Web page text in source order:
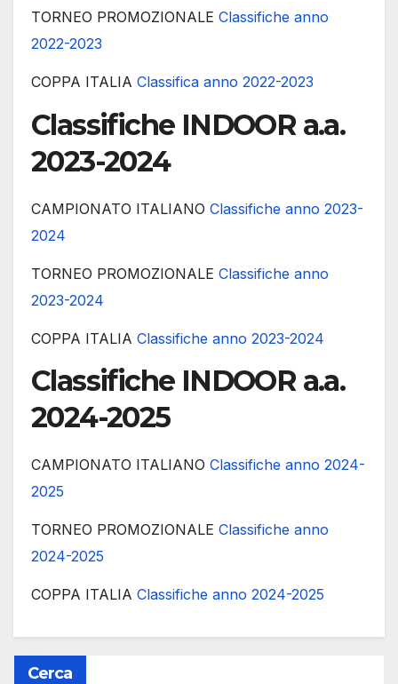
TORNEO PROMOZIONALE Classifiche anno
2022-2023
COPPA ITALIA Classifica anno 2022-2023
Classifiche INDOOR a.a.
2023-2024
CAMPIONATO ITALIANO Classifiche anno 2023-
2024
TORNEO PROMOZIONALE Classifiche anno
2023-2024
COPPA ITALIA Classifiche anno 2023-2024
Classifiche INDOOR a.a.
2024-2025
CAMPIONATO ITALIANO Classifiche anno 2024-
2025
TORNEO PROMOZIONALE Classifiche anno
2024-2025
COPPA ITALIA Classifiche anno 2024-2025
Cerca